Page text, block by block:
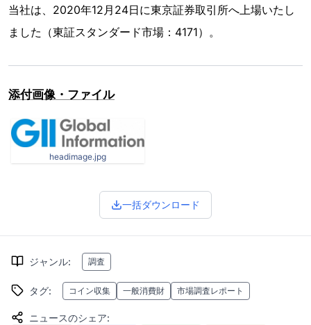
当社は、2020年12月24日に東京証券取引所へ上場いたし
ました（東証スタンダード市場：4171）。
添付画像・ファイル
headimage.jpg
一括ダウンロード
ジャンル: 調査
タグ: コイン収集 一般消費財 市場調査レポート
ニュースのシェア: